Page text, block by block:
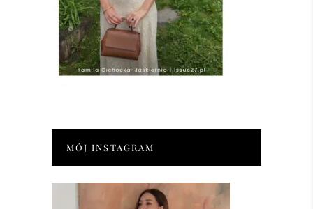
MÓJ INSTAGRAM